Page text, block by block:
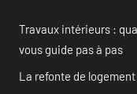
Travaux intérieurs :
vous guide pas à pas
La refonte de